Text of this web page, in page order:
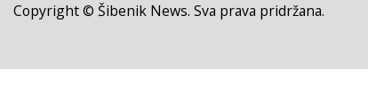
Copyright © Šibenik News. Sva prava pridržana.